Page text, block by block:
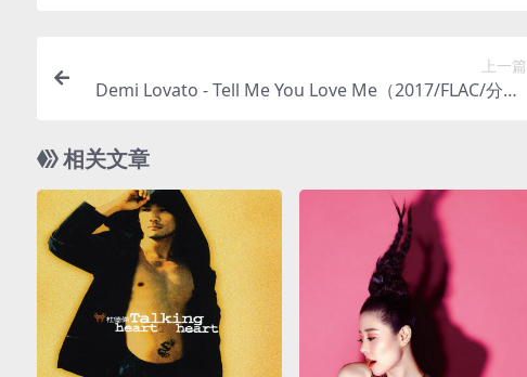
上一篇
Demi Lovato - Tell Me You Love Me（2017/FLAC/分轨/
相关文章